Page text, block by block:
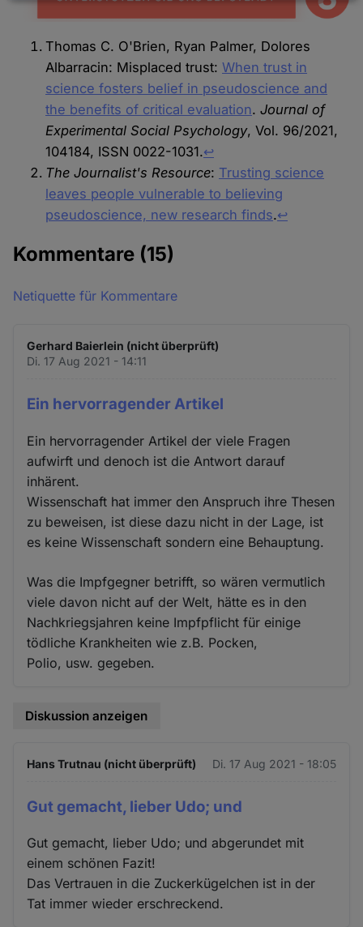
Thomas C. O'Brien, Ryan Palmer, Dolores
Albarracin: Misplaced trust:When trust in
science fosters belief in pseudoscience and
the benefits of critical evaluation.Journal of
Experimental Social Psychology, Vol. 96/2021,
104184, ISSN 0022-1031.↩︎
The Journalist's Resource: Trusting science
leaves people vulnerable to believing
pseudoscience, new research finds.↩︎
Kommentare (15)
Netiquette für Kommentare
Gerhard Baierlein (nicht überprüft)
Di. 17 Aug 2021 - 14:11
Ein hervorragender Artikel
Ein hervorragender Artikel der viele Fragen
aufwirft und denoch ist die Antwort darauf
inhärent.
Wissenschaft hat immer den Anspruch ihre Thesen
zu beweisen, ist diese dazu nicht in der Lage, ist
es keine Wissenschaft sondern eine Behauptung.
Was die Impfgegner betrifft, so wären vermutlich
viele davon nicht auf der Welt, hätte es in den
Nachkriegsjahren keine Impfpflicht für einige
tödliche Krankheiten wie z.B. Pocken,
Polio, usw. gegeben.
Diskussion anzeigen
Hans Trutnau (nicht überprüft) Di. 17 Aug 2021 - 18:05
Gut gemacht, lieber Udo; und
Gut gemacht, lieber Udo; und abgerundet mit
einem schönen Fazit!
Das Vertrauen in die Zuckerkügelchen ist in der
Tat immer wieder erschreckend.
und
Cookies